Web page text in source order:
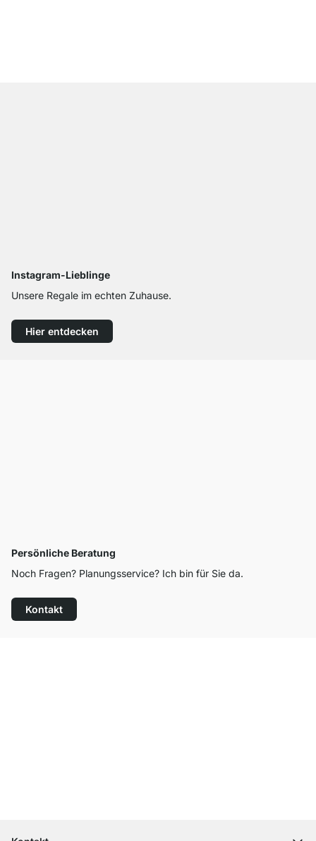
Instagram-Lieblinge
Unsere Regale im echten Zuhause.
Hier entdecken
Persönliche Beratung
Noch Fragen? Planungsservice? Ich bin für Sie da.
Kontakt